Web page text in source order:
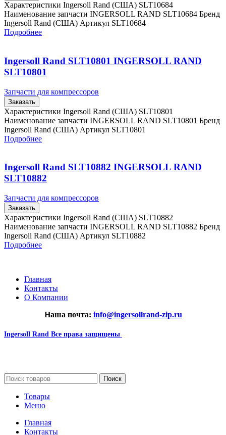
Характеристики Ingersoll Rand (США) SLT10684
Наименование запчасти INGERSOLL RAND SLT10684 Бренд
Ingersoll Rand (США) Артикул SLT10684
Подробнее
Ingersoll Rand SLT10801 INGERSOLL RAND
SLT10801
Запчасти для компрессоров
Заказать
Характеристики Ingersoll Rand (США) SLT10801
Наименование запчасти INGERSOLL RAND SLT10801 Бренд
Ingersoll Rand (США) Артикул SLT10801
Подробнее
Ingersoll Rand SLT10882 INGERSOLL RAND
SLT10882
Запчасти для компрессоров
Заказать
Характеристики Ingersoll Rand (США) SLT10882
Наименование запчасти INGERSOLL RAND SLT10882 Бренд
Ingersoll Rand (США) Артикул SLT10882
Подробнее
Главная
Контакты
О Компании
Наша почта: info@ingersollrand-zip.ru
Ingersoll Rand Все права защищены
Поиск
Товары
Меню
Главная
Контакты